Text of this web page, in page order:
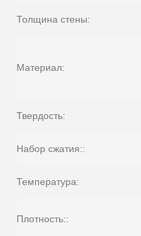
Толщина стены:
Материал:
Твердость:
Набор сжатия::
Температура:
Плотность::